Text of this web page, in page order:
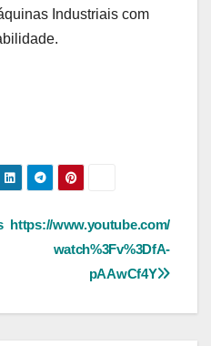
Industriais com
https://www.youtube.com/
watch%3Fv%3DfA-
pAAwCf4Y